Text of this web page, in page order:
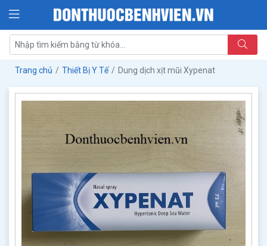
Trang chủ Thiết Bị Y Tế Dung dịch xịt mũi Xypenat